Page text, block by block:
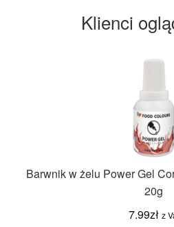
Klienci
Barwnik w żelu Power Gel
20g
7.99zł z